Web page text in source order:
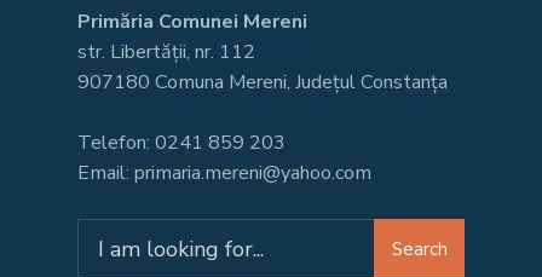
Primăria Comunei Mereni
str. Libertății, nr. 112
907180 Comuna Mereni, Județul Constanța
Telefon: 0241 859 203
Email: primaria.mereni@yahoo.com
for:
Search